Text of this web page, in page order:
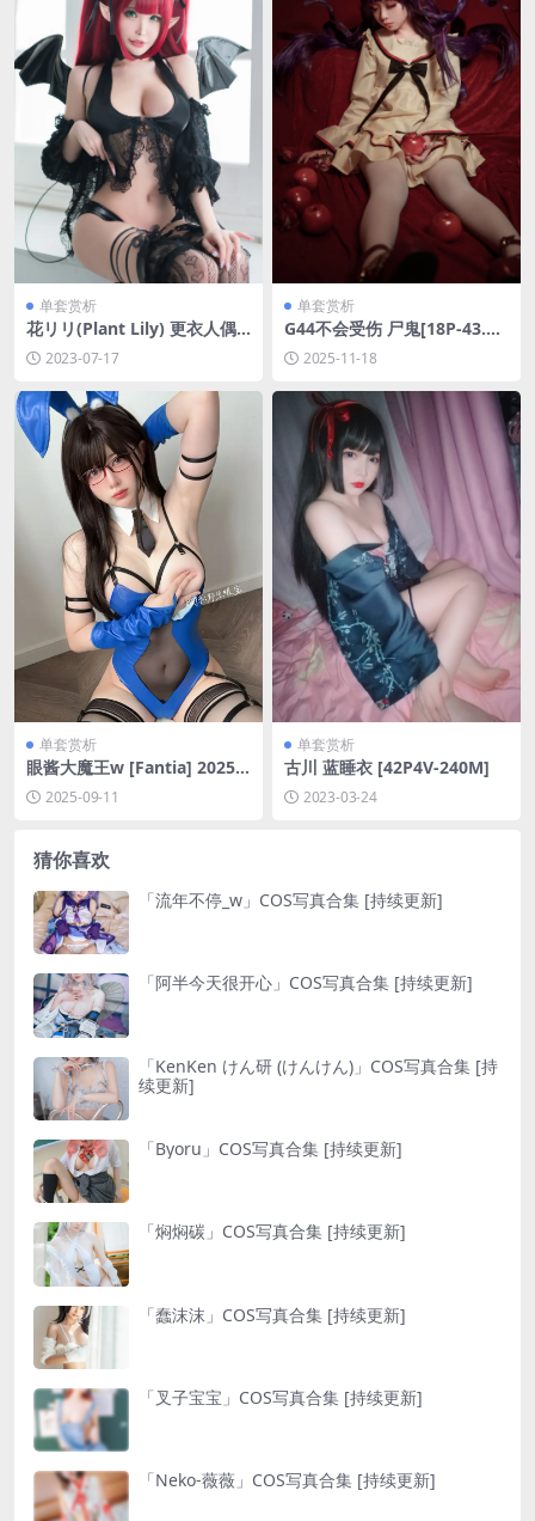
单套赏析
花リリ(Plant Lily) 更衣人偶
坠入爱河 [69P-462MB]
2023-07-17
单套赏析
G44不会受伤 尸鬼[18P-43.7
M] 2025-11-18
单套赏析
眼酱大魔王w [Fantia] 2025
年08月订阅[35P-3.9M]
2025-09-11
单套赏析
古川 蓝睡衣 [42P4V-240M]
2023-03-24
猜你喜欢
「流年不停_w」COS写真合集 [持续更新]
「阿半今天很开心」COS写真合集 [持续更新]
「KenKen けん研 (けんけん)」COS写真合集 [持
续更新]
「Byoru」COS写真合集 [持续更新]
「焖焖碳」COS写真合集 [持续更新]
「蠢沫沫」COS写真合集 [持续更新]
「叉子宝宝」COS写真合集 [持续更新]
「Neko-薇薇」COS写真合集 [持续更新]